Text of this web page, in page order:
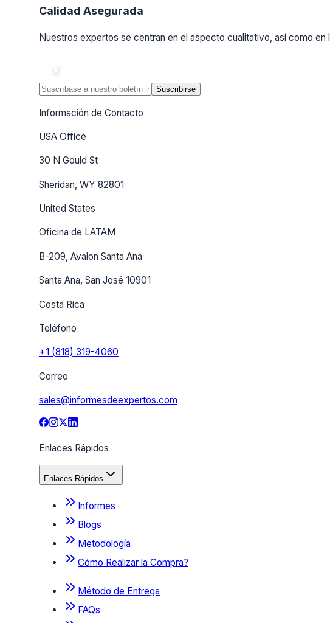
Calidad Asegurada
Nuestros expertos se centran en el aspecto cualitativo, así como
Suscribirse
Información de Contacto
USA Office
30 N Gould St
Sheridan, WY 82801
United States
Oficina de LATAM
B-209, Avalon Santa Ana
Santa Ana, San José 10901
Costa Rica
Teléfono
+1 (818) 319-4060
Correo
sales@informesdeexpertos.com
Enlaces Rápidos
Enlaces Rápidos
Informes
Blogs
Metodología
Cómo Realizar la Compra?
Método de Entrega
FAQs